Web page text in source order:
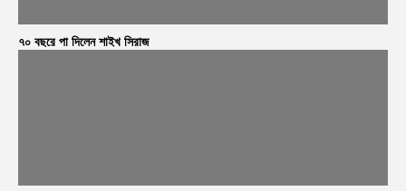
৭০ বছরে পা দিলেন শাইখ সিরাজ